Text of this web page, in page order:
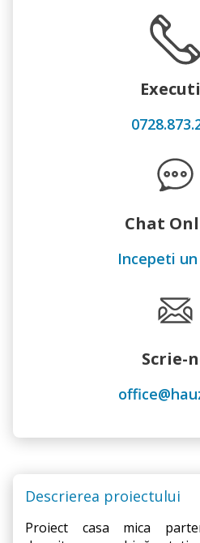
Chat
Incepeti
Scrie-
Descrierea proiectului
Proiect casa mica